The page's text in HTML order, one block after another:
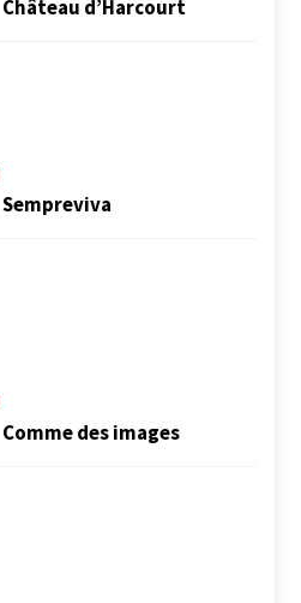
Château d’Harcourt
Sempreviva
Comme des images